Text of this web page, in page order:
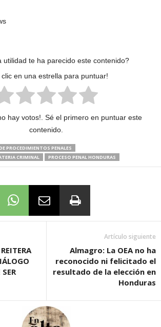
utilidad te ha parecido este contenido?
clic en una estrella para puntuar!
hay votos!. Sé el primero en puntuar este
contenido.
PROCEDIMIENTOS PENALES
CRIMINAL
PROCESO PENAL HONDURAS
Artículo siguiente
Almagro: La OEA no ha
reconocido ni felicitado el
resultado de la elección en
Honduras